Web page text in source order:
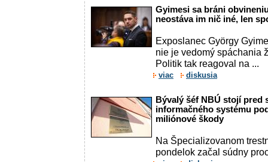
Gyimesi sa bráni
neostáva im nič iné, len
Exposlanec György
nie je vedomý spáchania
Politik tak reagoval na ...
viac diskusia
Bývalý šéf NBÚ stojí pred
informačného systému
miliónové škody
Na Špecializovanom
pondelok začal súdny